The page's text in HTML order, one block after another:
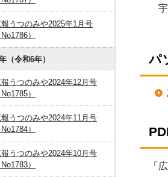
宇
パ
「
報うつのみや2025年1月号
No1786）
（令和6年）
報うつのみや2024年12月号
No1785）
報うつのみや2024年11月号
No1784）
報うつのみや2024年10月号
No1783）